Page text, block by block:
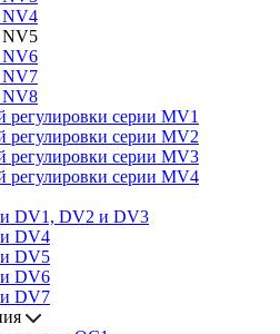
NV4
NV5
NV6
NV7
NV8
регулировки серии MV1
регулировки серии MV2
регулировки серии MV3
регулировки серии MV4
DV1, DV2 и DV3
DV4
DV5
DV6
DV7